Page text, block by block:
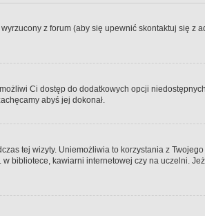
z forum (aby się upewnić skontaktuj się z
Ci dostęp do dodatkowych opcji
abyś jej dokonał.
tej wizyty. Uniemożliwia to korzystania z
bibliotece, kawiarni internetowej czy na uczelni.